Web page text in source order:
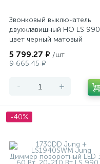
Звонковый выключатель
двухклавишный НО LS 990
цвет черный матовый
5 799.27 ₽ /шт
9 665.45 ₽
- +
-40%